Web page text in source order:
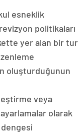
esneklik
politikaları
yer alan bir tur
oluşturduğunun
veya
olarak
dengesi